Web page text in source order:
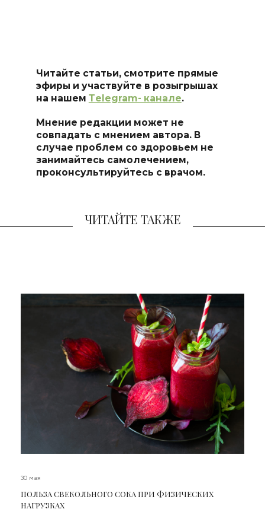
Читайте статьи, смотрите прямые
эфиры и участвуйте в розыгрышах
на нашем Тelegram- канале.
Мнение редакции может не
совпадать с мнением автора. В
случае проблем со здоровьем не
занимайтесь самолечением,
проконсультируйтесь с врачом.
ЧИТАЙТЕ ТАКЖЕ
30 мая
ПОЛЬЗА СВЕКОЛЬНОГО СОКА ПРИ ФИЗИЧЕСКИХ
НАГРУЗКАХ